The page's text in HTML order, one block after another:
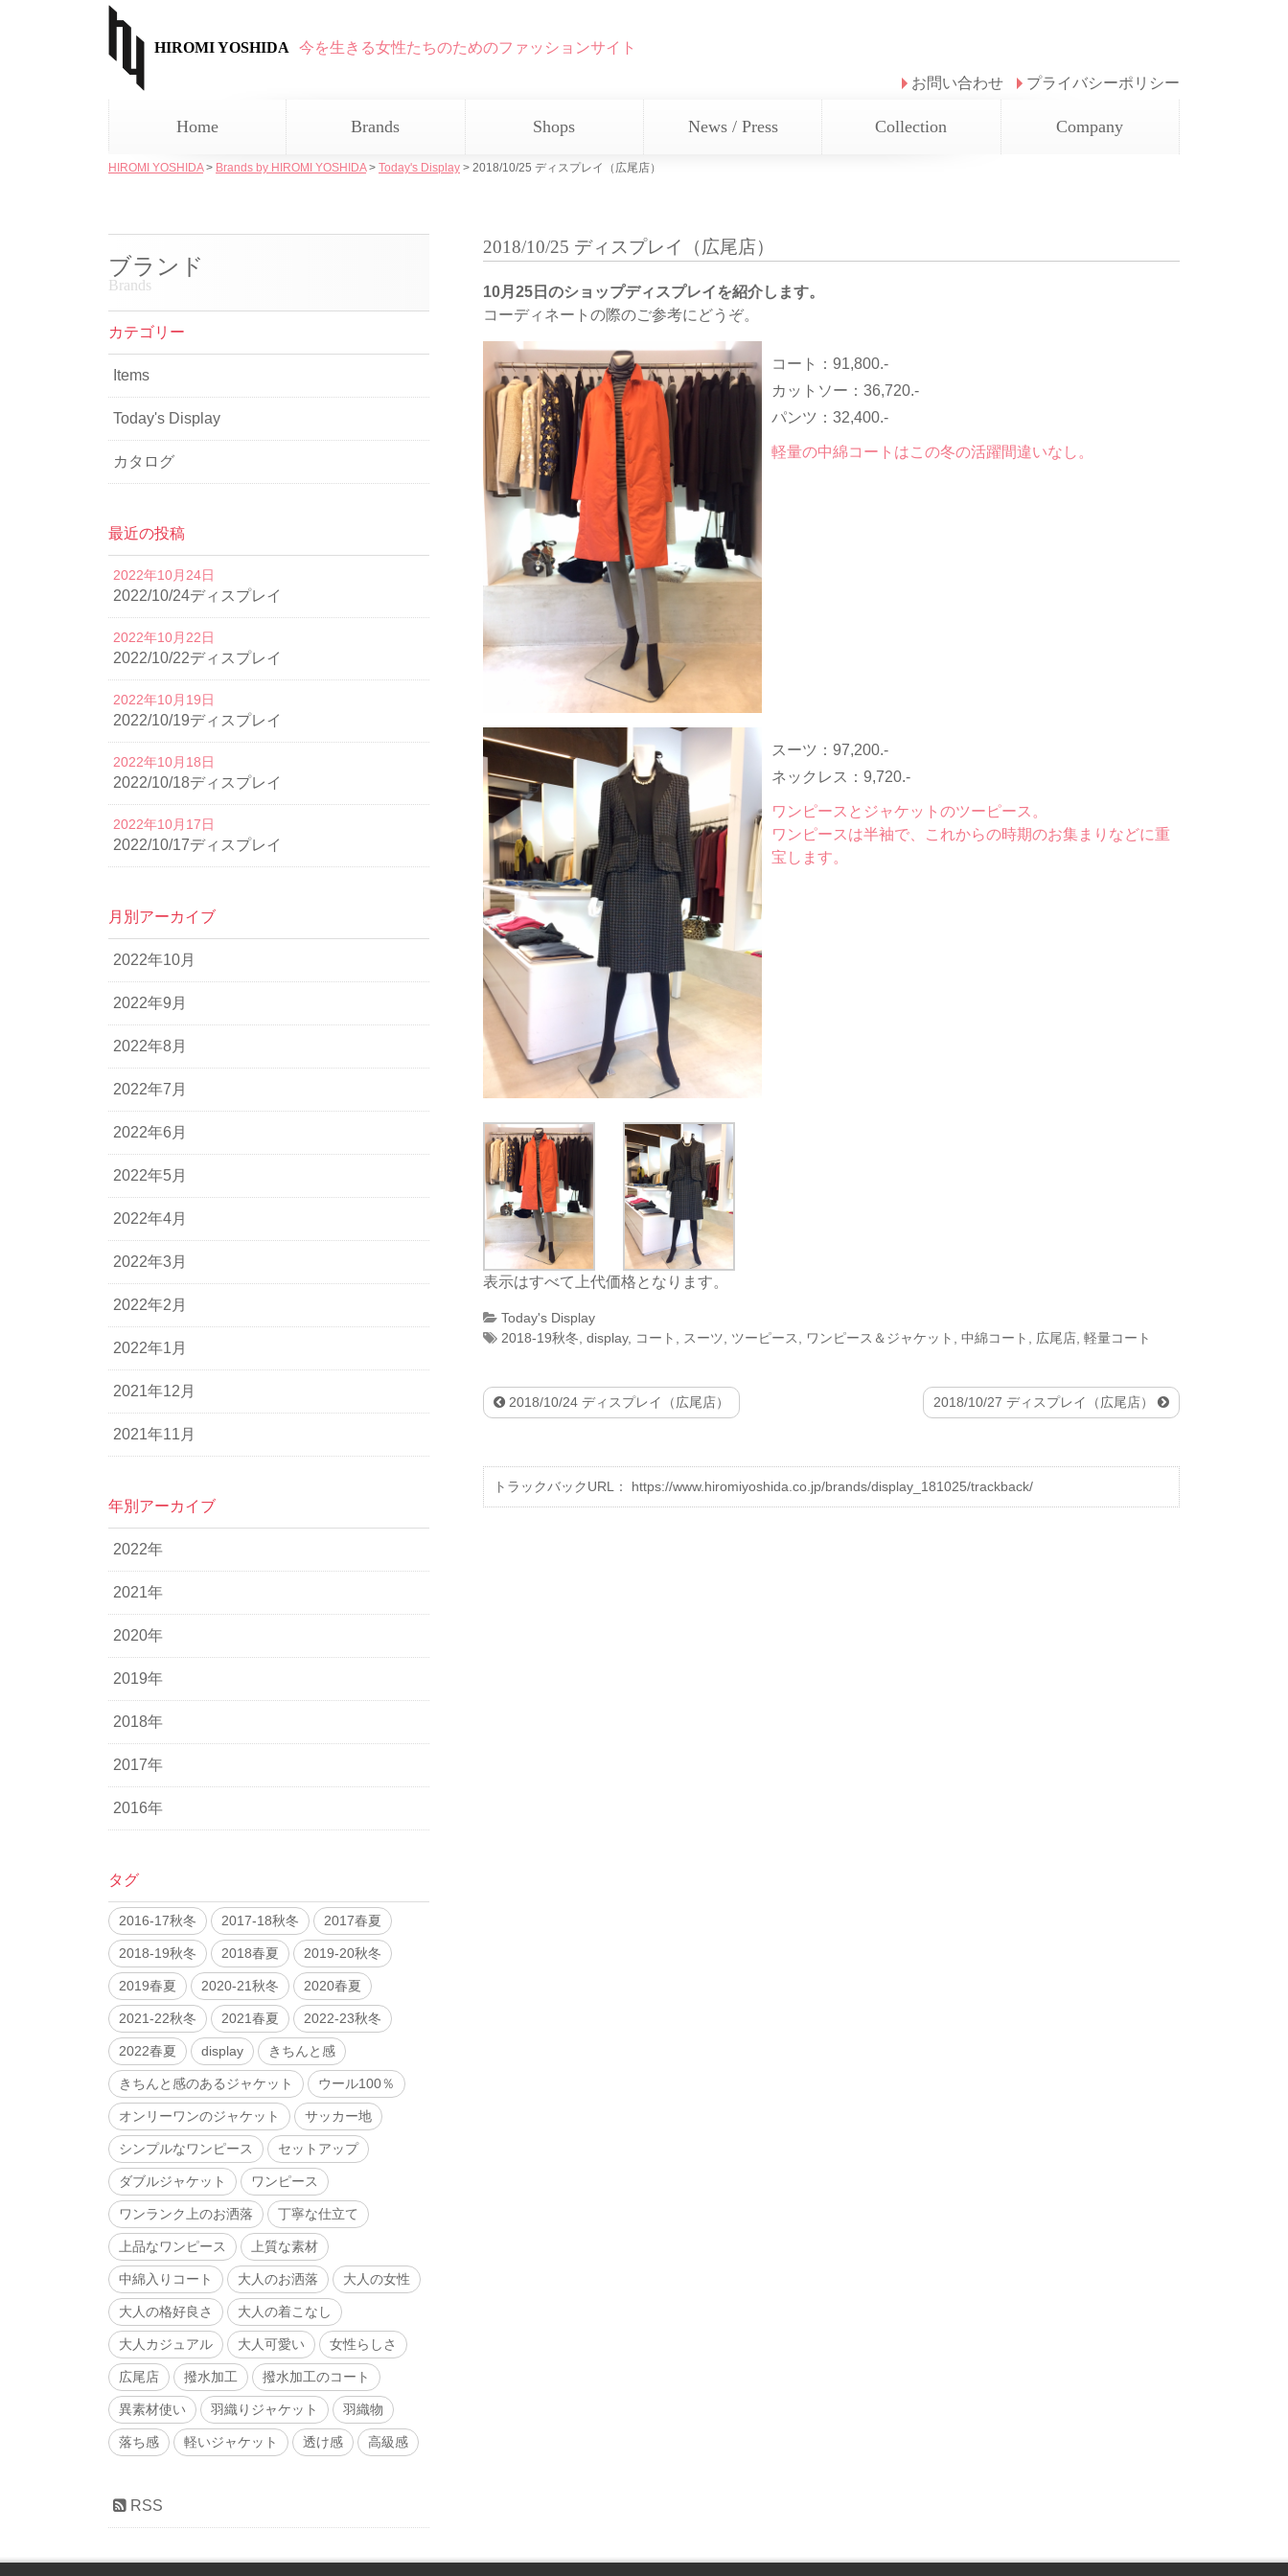
HIROMI YOSHIDA 今を生きる女性たちのためのファッションサイト
お問い合わせ プライバシーポリシー
Home Brands Shops News / Press Collection Company
HIROMI YOSHIDA> Brands by HIROMI YOSHIDA> Today's Display > 2018/10/25 ディスプレイ（広尾店）
2018/10/25 ディスプレイ（広尾店）
10月25日のショップディスプレイを紹介します。
コーディネートの際のご参考にどうぞ。
コート： 91,800.-
カットソー： 36,720.-
パンツ： 32,400.-
軽量の中綿コートはこの冬の活躍間違いなし。
スーツ： 97,200.-
ネックレス： 9,720.-
ワンピースとジャケットのツーピース。
ワンピースは半袖で、これからの時期のお集まりなどに重
宝します。
表示はすべて上代価格となります。
Today's Display
2018-19秋冬 ,display, コート スーツ ツーピース ワンピース＆ジャケット ,中綿コート 広尾店 ,軽量コート
2018/10/24 ディスプレイ（広尾店） 2018/10/27 ディスプレイ（広尾店）
トラックバックURL： https://www.hiromiyoshida.co.jp/brands/display_181025/trackback/
ブランド
Brands
カテゴリー
Items
Today's Display
カタログ
最近の投稿
2022/10/24ディスプレイ
2022年10月24日
2022/10/22ディスプレイ
2022年10月22日
2022/10/19ディスプレイ
2022年10月19日
2022/10/18ディスプレイ
2022年10月18日
2022/10/17ディスプレイ
2022年10月17日
月別アーカイブ
2022年10月
2022年9月
2022年8月
2022年7月
2022年6月
2022年5月
2022年4月
2022年3月
2022年2月
2022年1月
2021年12月
2021年11月
年別アーカイブ
2022年
2021年
2020年
2019年
2018年
2017年
2016年
タグ
2016-17秋冬 2017-18秋冬 2017春夏
2018-19秋冬 2018春夏 2019-20秋冬
2019春夏 2020-21秋冬 2020春夏
2021-22秋冬 2021春夏 2022-23秋冬
2022春夏 display きちんと感
きちんと感のあるジャケット ウール100％
オンリーワンのジャケット サッカー地
シンプルなワンピース セットアップ
ダブルジャケット ワンピース
ワンランク上のお洒落 丁寧な仕立て
上品なワンピース 上質な素材
中綿入りコート 大人のお洒落 大人の女性
大人の格好良さ 大人の着こなし
大人カジュアル 大人可愛い 女性らしさ
広尾店 撥水加工 撥水加工のコート
異素材使い 羽織りジャケット 羽織物
落ち感 軽いジャケット 透け感 高級感
RSS